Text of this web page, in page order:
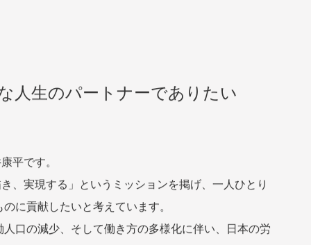
人生のパートナーでありたい
平です。